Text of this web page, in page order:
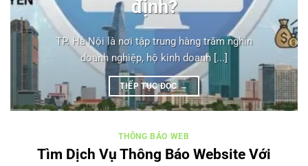
định?
TP. Hà Nội là nơi tập trung hàng trăm nghìn
doanh nghiệp, hộ kinh doanh [...]
TIẾP TỤC ĐỌC →
THÔNG BÁO WEB
Tìm Dịch Vụ Thông Báo Website Với